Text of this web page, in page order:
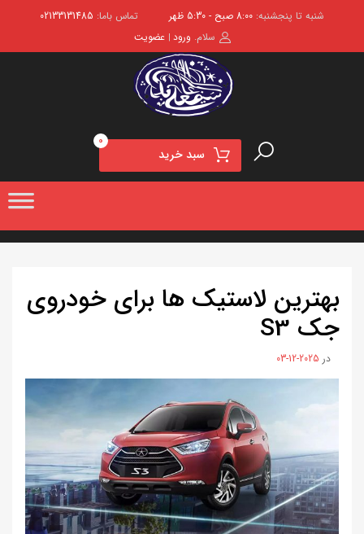
شنبه تا پنجشنبه:8:00 صبح - 5:30 ظهر تماس باما: 02133131485
سلام. ورود | عضویت
سبد خرید
0
بهترین لاستیک ها برای خودروی
جک S3
در 2025-12-03